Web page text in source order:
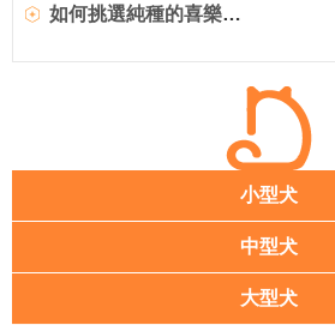
如何挑選純種的喜樂蒂牧羊犬
小型犬
中型犬
大型犬